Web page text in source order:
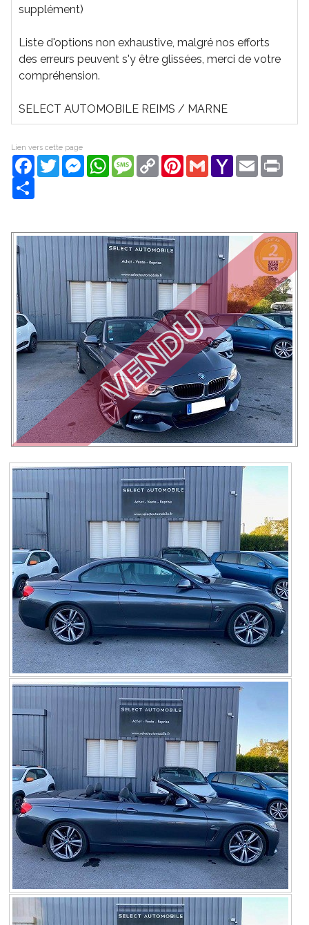
supplément)
Liste d'options non exhaustive, malgré nos efforts
des erreurs peuvent s'y être glissées, merci de votre
compréhension.
SELECT AUTOMOBILE REIMS / MARNE
Lien vers cette page
Facebook
TwitterMessengerWhatsApp
Message
Copy
Link
Pinterest
GmailYahoo
Mail
Email